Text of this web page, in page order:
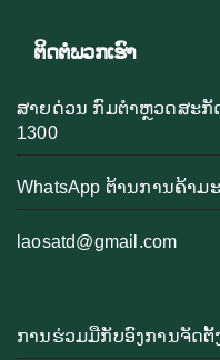
ຕິດຕໍ່ພວກເຮົາ
ສາຍດ່ວນ ກົມຕຳຫຼວດສະກັ
1300
WhatsApp ຕ້ານການຄ້າມ
laosatd@gmail.com
ການຮ່ວມມືກັບອົງການຈັດຕັ້